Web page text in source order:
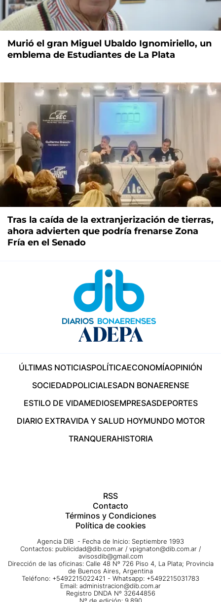
Murió el gran Miguel Ubaldo Ignomiriello, un
emblema de Estudiantes de La Plata
Tras la caída de la extranjerización de tierras,
ahora advierten que podría frenarse Zona
Fría en el Senado
ÚLTIMAS NOTICIASPOLÍTICAECONOMÍAOPINIÓN
SOCIEDADPOLICIALESADN BONAERENSE
ESTILO DE VIDAMEDIOSEMPRESASDEPORTES
DIARIO EXTRAVIDA Y SALUD HOYMUNDO MOTOR
TRANQUERAHISTORIA
RSS
Contacto
Términos y Condiciones
Política de cookies
Agencia DIB - Fecha de Inicio: Septiembre 1993
Contactos: publicidad@dib.com.ar / vpignaton@dib.com.ar /
avisosdib@gmail.com
Dirección de las oficinas: Calle 48 Nº 726 Piso 4, La Plata; Provincia
de Buenos Aires, Argentina
Teléfono: +5492215022421 - Whatsapp: +5492215031783
Email: administracion@dib.com.ar
Registro DNDA Nº 32644856